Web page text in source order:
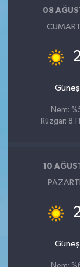
08
Nem:
Rüzgar:
10